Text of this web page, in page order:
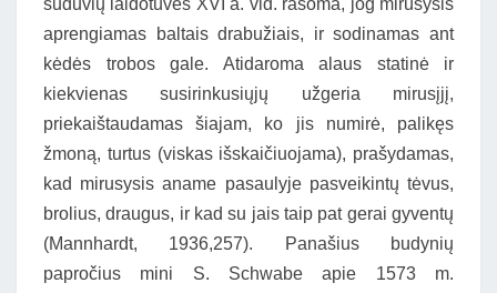
sūduvių laidotuves XVI a. vid. rašoma, jog mirusysis
aprengiamas baltais drabužiais, ir sodinamas ant
kėdės trobos gale. Atidaroma alaus statinė ir
kiekvienas susirinkusiųjų užgeria mirusįjį,
priekaištaudamas šiajam, ko jis numirė, palikęs
žmoną, turtus (viskas išskaičiuojama), prašydamas,
kad mirusysis aname pasaulyje pasveikintų tėvus,
brolius, draugus, ir kad su jais taip pat gerai gyventų
(Mannhardt, 1936,257). Panašius budynių
papročius mini S. Schwabe apie 1573 m.